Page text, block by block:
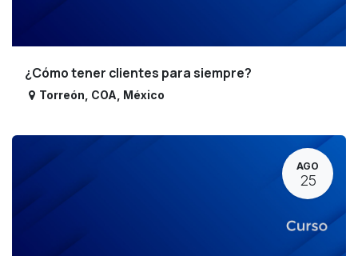
¿Cómo tener clientes para siempre?
Torreón COA México
AGO
25